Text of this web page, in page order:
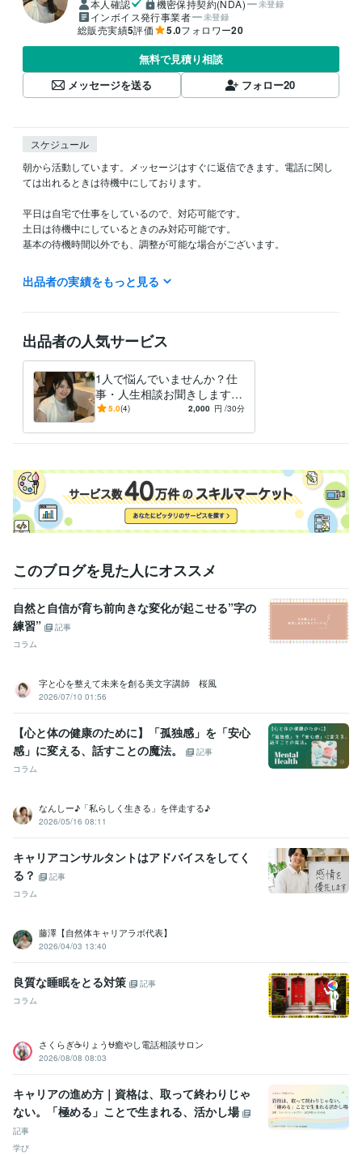
本人確認 機密保持契約(NDA) 未登録
インボイス発行事業者 未登録
総販売実績5評価 5.0フォロワー20
無料で見積り相談
メッセージを送る
フォロー20
スケジュール
朝から活動しています。メッセージはすぐに返信できます。電話に関し
ては出れるときは待機中にしております。
平日は自宅で仕事をしているので、対応可能です。
土日は待機中にしているときのみ対応可能です。
基本の待機時間以外でも、調整が可能な場合がございます。
前もってご連絡いただければその時間を空けることも可能なため是非お
気軽にご連絡ください。
資格・検定
国家資格キャリアコンサルタント 取得年 : 2021年
得意分野
悩み相談・カウンセリング カウンセリング キャリアコンサルタント
仕事 自己分析 転職
出品者の実績をもっと見る
出品者の人気サービス
1人で悩んでいませんか？仕
事・人生相談お聞きします
きっとあなたの一歩先が分か
5.0(4) 2,000 円 /30分
このブログを見た人にオススメ
自然と自信が育ち前向きな変化が起こせる”字の
練習”
記事
コラム
字と心を整えて未来を創る美文字講師 桜風
2026/07/10 01:56
【心と体の健康のために】「孤独感」を「安心
感」に変える、話すことの魔法。
記事
コラム
なんしー♪「私らしく生きる」を伴走する♪
2026/05/16 08:11
キャリアコンサルタントはアドバイスをしてく
る？
記事
コラム
藤澤【自然体キャリアラボ代表】
2026/04/03 13:40
良質な睡眠をとる対策
記事
コラム
さくらぎ☕りょう⛎癒やし電話相談サロン
2026/08/08 08:03
キャリアの進め方｜資格は、取って終わりじゃ
ない。「極める」ことで生まれる、活かし場
記事
学び